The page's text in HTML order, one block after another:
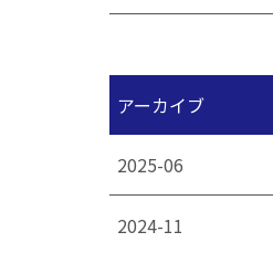
アーカイブ
2025-06
2024-11